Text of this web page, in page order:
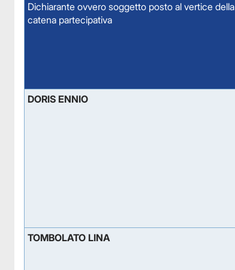
Dichiarante ovvero soggetto posto al vertice della
catena partecipativa
DORIS ENNIO
TOMBOLATO LINA